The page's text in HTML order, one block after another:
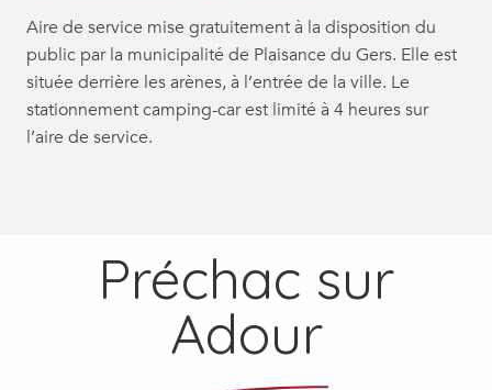
Aire de service mise gratuitement à la disposition du
public par la municipalité de Plaisance du Gers. Elle est
située derrière les arènes, à l’entrée de la ville. Le
stationnement camping-car est limité à 4 heures sur
l’aire de service.
Préchac sur
Adour